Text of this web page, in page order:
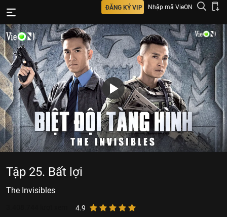
ĐĂNG KÝ VIP Nhập mã VieON
Tập 25. Bất lợi
The Invisibles
4.9